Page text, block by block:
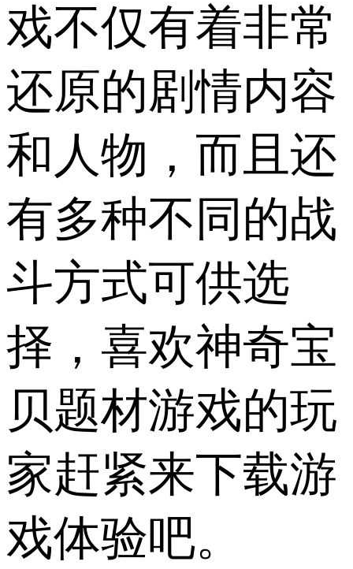
戏不仅有着非常
还原的剧情内容
和人物，而且还
有多种不同的战
斗方式可供选
择，喜欢神奇宝
贝题材游戏的玩
家赶紧来下载游
戏体验吧。